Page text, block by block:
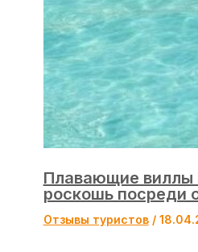
Плавающие виллы
роскошь посреди
Отзывы туристов/